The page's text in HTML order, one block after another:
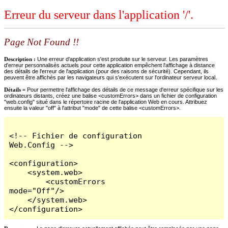
Erreur du serveur dans l'application '/'.
Page Not Found !!
Description : Une erreur d'application s'est produite sur le serveur. Les paramètres
d'erreur personnalisés actuels pour cette application empêchent l'affichage à distance
des détails de l'erreur de l'application (pour des raisons de sécurité). Cependant, ils
peuvent être affichés par les navigateurs qui s'exécutent sur l'ordinateur serveur local.
Détails = Pour permettre l'affichage des détails de ce message d'erreur spécifique sur les
ordinateurs distants, créez une balise <customErrors> dans un fichier de configuration
"web.config" situé dans le répertoire racine de l'application Web en cours. Attribuez
ensuite la valeur "off" à l'attribut "mode" de cette balise <customErrors>.
<!-- Fichier de configuration
Web.Config -->
<configuration>
    <system.web>
        <customErrors
mode="Off"/>
    </system.web>
</configuration>